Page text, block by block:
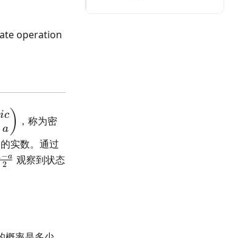
operation
iu_{11}''
\end{pmatrix}
ic
a ) ，称为密
的实数。通过
2
−a 观察到状态